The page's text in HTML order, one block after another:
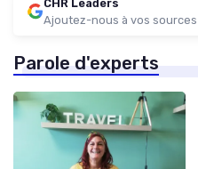
CHR Leaders
Ajoutez-nous à vos
Parole d'experts